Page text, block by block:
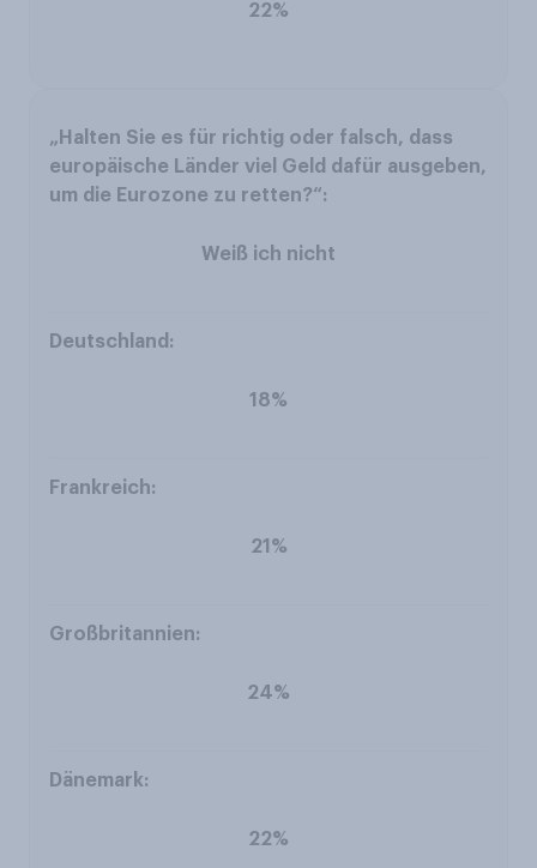
22%
Weiß ich nicht
18%
21%
24%
22%